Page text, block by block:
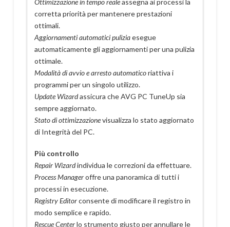
Ottimizzazione in tempo realeassegna ai processi la
corretta priorità per mantenere prestazioni
ottimali.
Aggiornamenti automatici puliziaesegue
automaticamente gli aggiornamenti per una pulizia
ottimale.
Modalità di avvio e arresto automaticoriattiva i
programmi per un singolo utilizzo.
Update Wizardassicura che AVG PC TuneUp sia
sempre aggiornato.
Stato di ottimizzazionevisualizza lo stato aggiornato
di Integrità del PC.
Più controllo
Repair Wizardindividua le correzioni da effettuare.
Process Manageroffre una panoramica di tutti i
processi in esecuzione.
Registry Editorconsente di modificare il registro in
modo semplice e rapido.
Rescue Centerlo strumento giusto per annullare le